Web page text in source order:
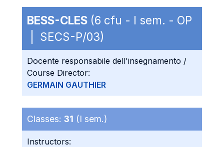
BESS-CLES (6 cfu - I sem. - OP
| SECS-P/03)
Docente responsabile dell'insegnamento /
Course Director:
GERMAIN GAUTHIER
Classes: 31 (I sem.)
Instructors: